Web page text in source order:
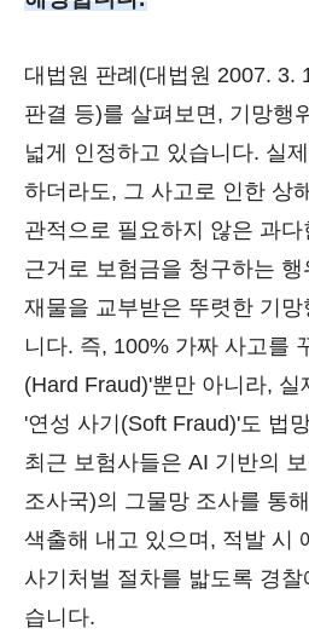
대법원 판례(대법원 2007. 3.
판결 등)를 살펴보면, 기망행
넓게 인정하고 있습니다. 실
하더라도, 그 사고로 인한 상
관적으로 필요하지 않은 과
근거로 보험금을 청구하는
재물을 교부받은 뚜렷한 기
니다. 즉, 100% 가짜 사고를
(Hard Fraud)'뿐만 아니라, 실
'연성 사기(Soft Fraud)'도 법
최근 보험사들은 AI 기반의
조사국)의 그물망 조사를 통
색출해 내고 있으며, 적발 시
사기처벌 절차를 밟도록 경
습니다.